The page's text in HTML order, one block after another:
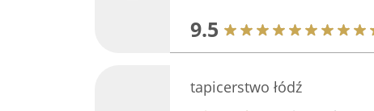
9.5
tapicerstwo łódź